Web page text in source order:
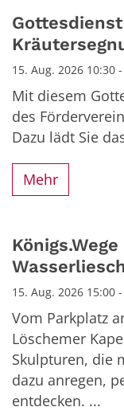
Datum: 15.
15. Aug. 2026 10:30
Mit diesem
des
Dazu lädt Sie
Mehr
15. Aug. 2026 15:00
Vom Parkplatz
Löschemer
Skulpturen, die
dazu anregen,
entdecken. ...